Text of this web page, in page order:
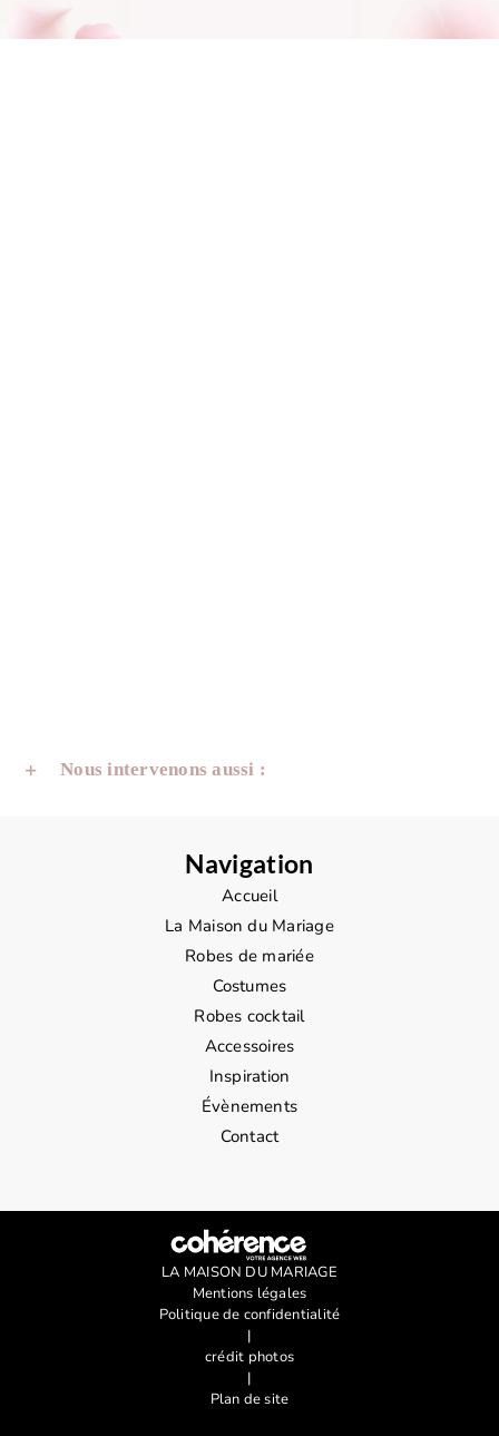
Nous intervenons aussi :
Navigation
Accueil
La Maison du Mariage
Robes de mariée
Costumes
Robes cocktail
Accessoires
Inspiration
Évènements
Contact
LA MAISON DU MARIAGE
Mentions légales
Politique de confidentialité
|
crédit photos
|
Plan de site